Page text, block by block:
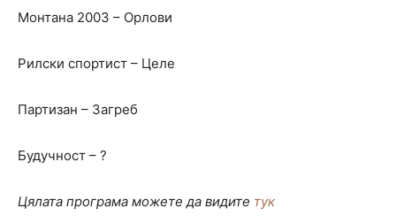
Монтана 2003 – Орлови
Рилски спортист – Целе
Партизан – Загреб
Будучност – ?
Цялата програма можете да видите тук